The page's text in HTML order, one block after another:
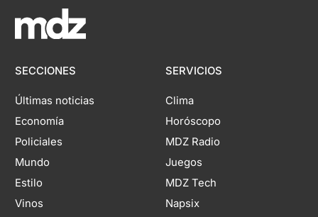
SECCIONES
Últimas noticias
Economía
Policiales
Mundo
Estilo
Vinos
SERVICIOS
Clima
Horóscopo
MDZ Radio
Juegos
MDZ Tech
Napsix